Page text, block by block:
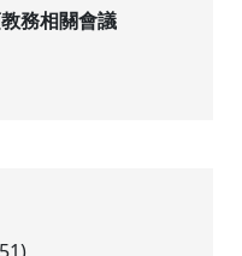
務相關會議